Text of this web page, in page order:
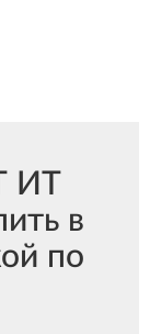
ИТ
в
по